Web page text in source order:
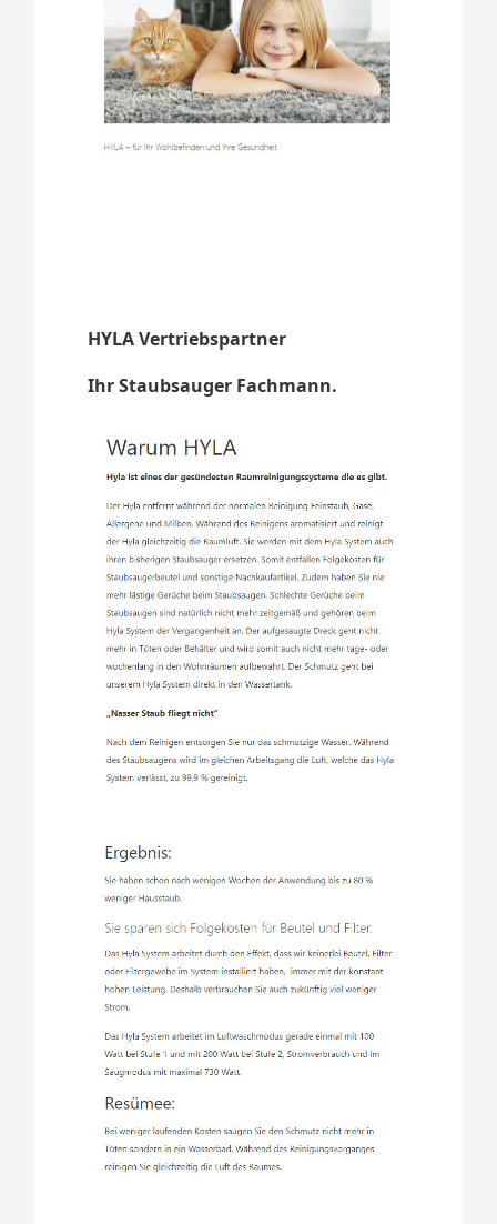
HYLA Vertriebspartner
Ihr Staubsauger Fachmann.